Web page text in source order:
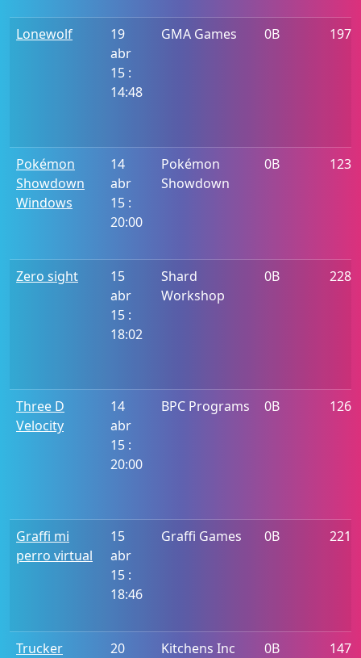
Lonewolf
19
abr
15 :
14:48
GMA Games 0B 197
Pokémon
Showdown
Windows
14
abr
15 :
20:00
Pokémon
Showdown
0B 1238
Zero sight
15
abr
15 :
18:02
Shard
Workshop
0B 228
Three D
Velocity
14
abr
15 :
20:00
BPC Programs 0B 1263
Graffi mi
perro virtual
15
abr
15 :
18:46
Graffi Games 0B 2214
Trucker
20
Kitchens Inc 0B 1473